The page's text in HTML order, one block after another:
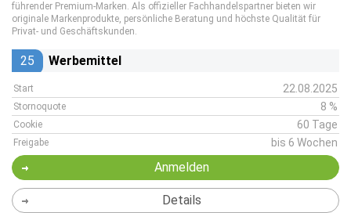
führender Premium-Marken. Als offizieller Fachhandelspartner bieten wir
originale Markenprodukte, persönliche Beratung und höchste Qualität für
Privat- und Geschäftskunden.
25 Werbemittel
Start 22.08.2025
Stornoquote 8 %
Cookie 60 Tage
Freigabe bis 6 Wochen
Anmelden
Details